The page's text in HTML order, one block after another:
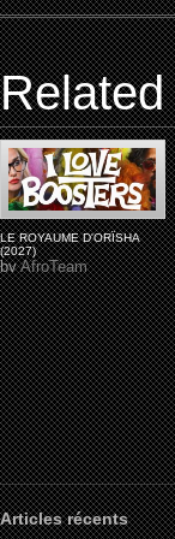
LE ROYAUME D'ORÏSHA
(2027)
byAfroTeam
Articles récents